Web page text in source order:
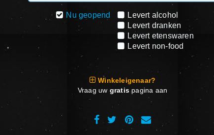
Nu geopend
Levert alcohol
Levert dranken
Levert etenswaren
Levert non-food
Winkeleigenaar?
Vraag uw gratispagina aan